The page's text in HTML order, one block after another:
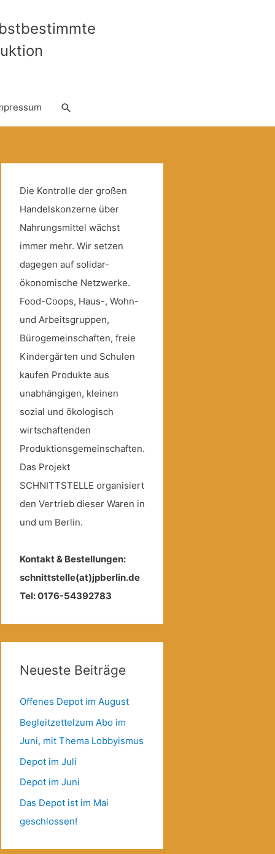
Suche
Die Kontrolle der großen
Handelskonzerne über
Nahrungsmittel wächst
immer mehr. Wir setzen
dagegen auf solidar-
ökonomische Netzwerke.
Food-Coops, Haus-, Wohn-
und Arbeitsgruppen,
Bürogemeinschaften, freie
Kindergärten und Schulen
kaufen Produkte aus
unabhängigen, kleinen
sozial und ökologisch
wirtschaftenden
Produktionsgemeinschaften.
Das Projekt
SCHNITTSTELLE organisiert
den Vertrieb dieser Waren in
und um Berlin.
Kontakt & Bestellungen:
schnittstelle(at)jpberlin.de
Tel: 0176-54392783
Neueste Beiträge
Offenes Depot im August
Begleitzettelzum Abo im
Juni, mit Thema Lobbyismus
Depot im Juli
Depot im Juni
Das Depot ist im Mai
geschlossen!